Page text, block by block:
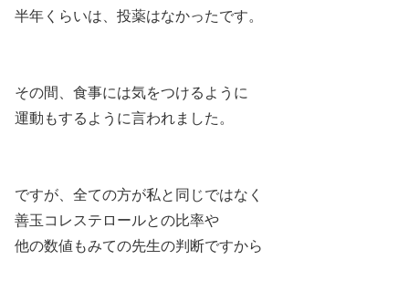
半年くらいは、投薬はなかったです。
その間、食事には気をつけるように
運動もするように言われました。
ですが、全ての方が私と同じではなく
善玉コレステロールとの比率や
他の数値もみての先生の判断ですから